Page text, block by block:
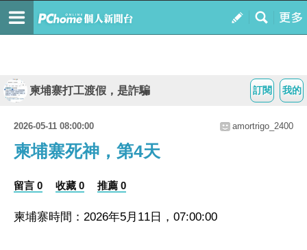
我的
訂閱
柬埔寨打工渡假，是詐騙
2026-05-11 08:00:00 amortrigo_2400
柬埔寨死神，第4天
留言 0 收藏 0 推薦 0
柬埔寨時間：2026年5月11日，07:00:00